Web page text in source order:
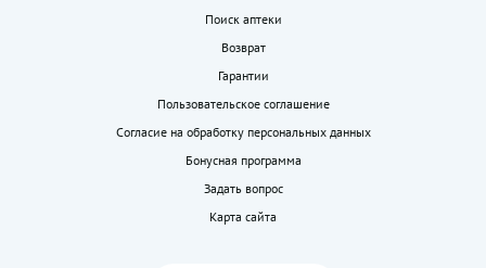
Поиск аптеки
Возврат
Гарантии
Пользовательское соглашение
Согласие на обработку персональных данных
Бонусная программа
Задать вопрос
Карта сайта